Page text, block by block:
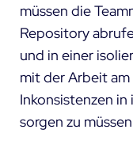
müssen die
Repository
und in einer
mit der Arbeit
Inkonsistenzen
sorgen zu